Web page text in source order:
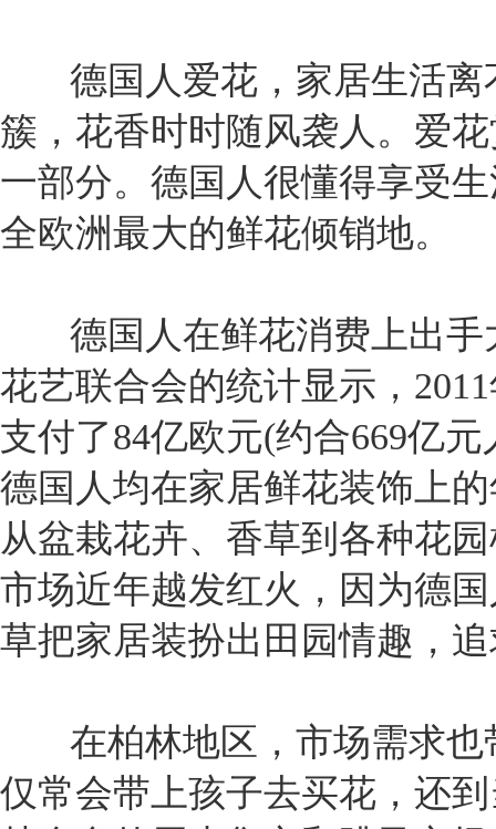
德国人爱花，家居生活离
簇，花香时时随风袭人。爱
一部分。德国人很懂得享受
全欧洲最大的鲜花倾销地。
德国人在鲜花消费上出手
花艺联合会的统计显示，
支付了84亿欧元(约合669亿
德国人均在家居鲜花装饰上
从盆栽花卉、香草到各种花
市场近年越发红火，因为德
草把家居装扮出田园情趣，
在柏林地区，市场需求也
仅常会带上孩子去买花，还